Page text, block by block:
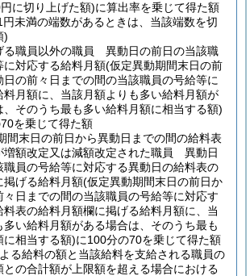
に切り上げた額)に算出率を乗じて得た額
未満の端数があるときは、当該端数を切
)
る職員以外の職員 異動日の前日の当該職
に対応する給料月額(仮定異動期間末日の前
日の前々日までの間の当該職員の号給等に
料月額に、当該月額よりも多い給料月額が
、そのうち最も多い給料月額に相当する額)
を乗じて得た額
間末日の前日から異動日までの間の給料表
増額改定又は減額改定された職員 異動日
職員の号給等に対応する異動日の給料表の
掲げる給料月額(仮定異動期間末日の前日か
々日までの間の当該職員の号給等に対応す
料表の給料月額欄に掲げる給料月額に、当
多い給料月額がある場合は、そのうち最も
に相当する額)に100分の70を乗じて得た額
る給料の額と当該給料を支給される職員の
との合計額が上限額を超える場合における